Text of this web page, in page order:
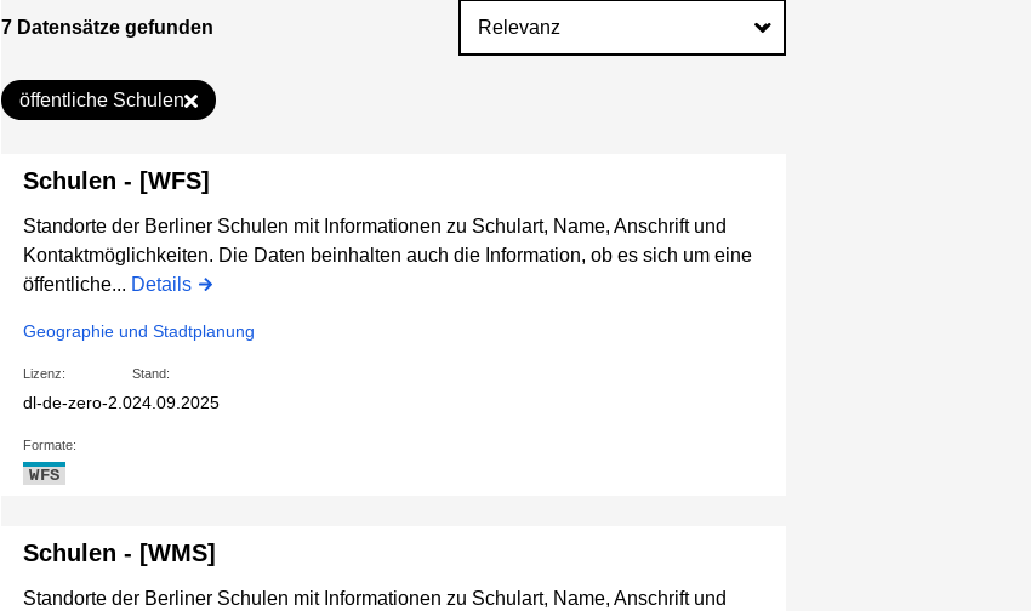
7 Datensätze gefunden
öffentliche Schulen
Schulen - [WFS]
Standorte der Berliner Schulen mit Informationen zu Schulart, Name, Anschrift und
Kontaktmöglichkeiten. Die Daten beinhalten auch die Information, ob es sich um eine
öffentliche... Details
Geographie und Stadtplanung
Lizenz:
dl-de-zero-2.0
Stand:
24.09.2025
Formate:
WFS
Schulen - [WMS]
Standorte der Berliner Schulen mit Informationen zu Schulart, Name, Anschrift und